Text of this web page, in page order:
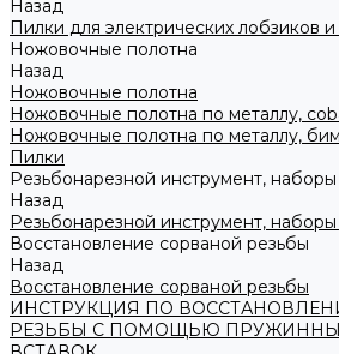
Назад
Пилки для электрических лобзиков
Ножовочные полотна
Назад
Ножовочные полотна
Ножовочные полотна по металлу,
Ножовочные полотна по металлу,
Пилки
Резьбонарезной инструмент,
Назад
Резьбонарезной инструмент,
Восстановление сорваной резьбы
Назад
Восстановление сорваной резьбы
ИНСТРУКЦИЯ ПО
РЕЗЬБЫ С ПОМОЩЬЮ